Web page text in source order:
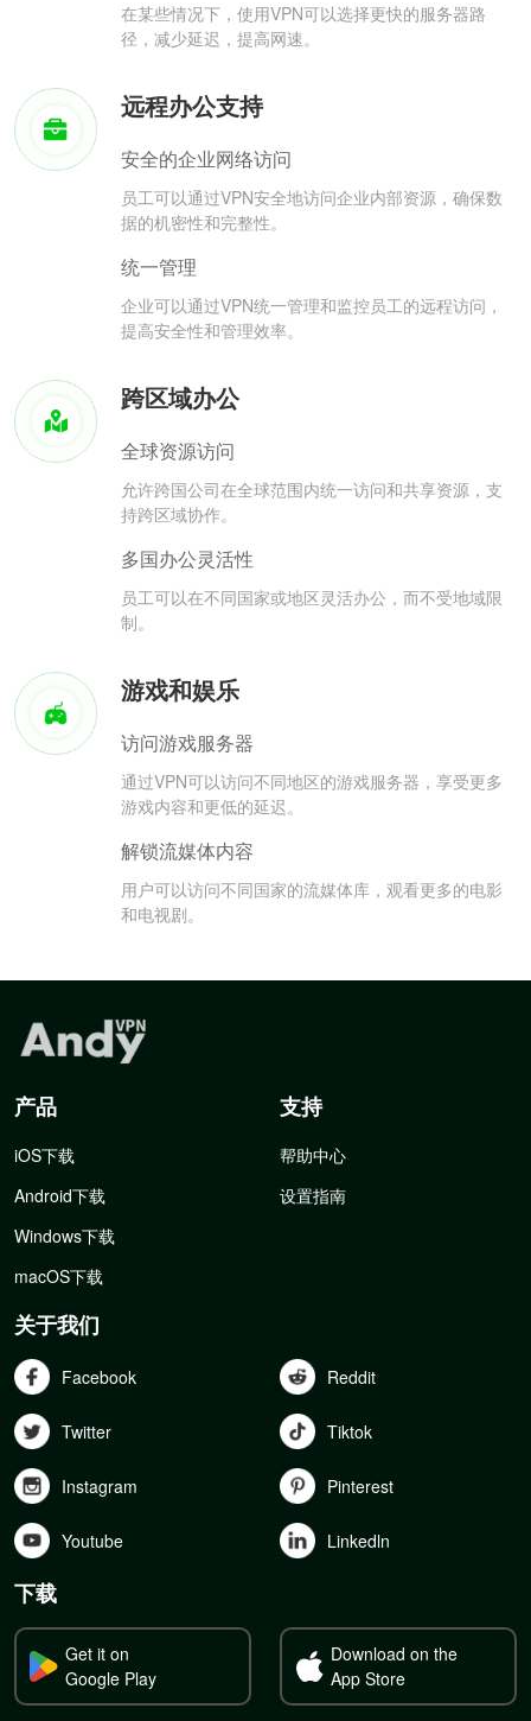
在某些情况下，使用VPN可以选择更快的服务器路
径，减少延迟，提高网速。
远程办公支持
安全的企业网络访问
员工可以通过VPN安全地访问企业内部资源，确保数
据的机密性和完整性。
统一管理
企业可以通过VPN统一管理和监控员工的远程访问，
提高安全性和管理效率。
跨区域办公
全球资源访问
允许跨国公司在全球范围内统一访问和共享资源，支
持跨区域协作。
多国办公灵活性
员工可以在不同国家或地区灵活办公，而不受地域限
制。
游戏和娱乐
访问游戏服务器
通过VPN可以访问不同地区的游戏服务器，享受更多
游戏内容和更低的延迟。
解锁流媒体内容
用户可以访问不同国家的流媒体库，观看更多的电影
和电视剧。
产品
iOS下载
Android下载
Windows下载
macOS下载
支持
帮助中心
设置指南
关于我们
Facebook Reddit
Twitter Tiktok
Instagram Pinterest
Youtube Linkedln
下载
Get it on
Google Play
Download on the
App Store